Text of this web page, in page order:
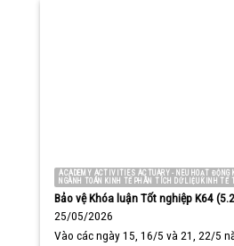
ACADEMY ACTIVITIES ACTUARY - NEU HOẠT ĐỘNG
NGÀNH TOÁN KINH TẾ PHÂN TÍCH DỮ LIỆU KINH TẾ
Bảo vệ Khóa luận Tốt nghiệp K64
25/05/2026
Vào các ngày 15, 16/5 và 21, 22/5